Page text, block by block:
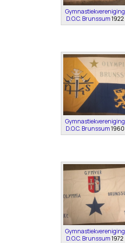
Gymnastiekvereniging
D.O.C. Brunssum1922
Gymnastiekvereniging
D.O.C. Brunssum1960
Gymnastiekvereniging
D.O.C. Brunssum1972